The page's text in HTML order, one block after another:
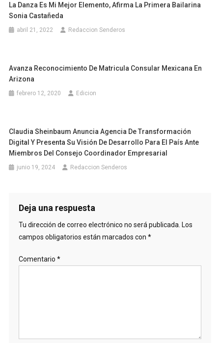
La Danza Es Mi Mejor Elemento, Afirma La Primera Bailarina
Sonia Castañeda
abril 21, 2022 Redaccion Senderos
Avanza Reconocimiento De Matricula Consular Mexicana En
Arizona
febrero 12, 2020 Edicion
Claudia Sheinbaum Anuncia Agencia De Transformación
Digital Y Presenta Su Visión De Desarrollo Para El País Ante
Miembros Del Consejo Coordinador Empresarial
junio 19, 2024 Redaccion Senderos
Deja una respuesta
Tu dirección de correo electrónico no será publicada. Los
campos obligatorios están marcados con *
Comentario *